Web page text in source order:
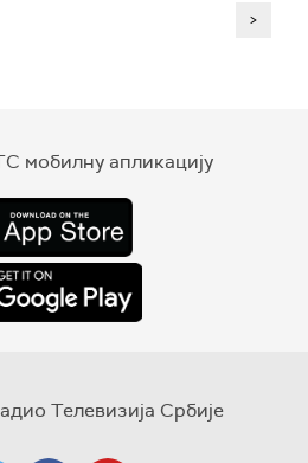
>
мобилну апликацију
Телевизија Србије